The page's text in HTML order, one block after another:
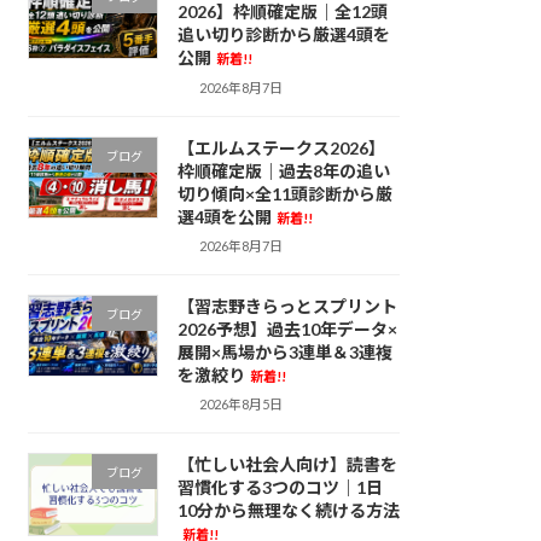
2026】枠順確定版｜全12頭
追い切り診断から厳選4頭を
公開 新着!!
2026年8月7日
ブログ
【エルムステークス2026】
枠順確定版｜過去8年の追い
切り傾向×全11頭診断から厳
選4頭を公開 新着!!
2026年8月7日
ブログ
【習志野きらっとスプリント
2026予想】過去10年データ×
展開×馬場から3連単＆3連複
を激絞り 新着!!
2026年8月5日
ブログ
【忙しい社会人向け】読書を
習慣化する3つのコツ｜1日
10分から無理なく続ける方法
新着!!